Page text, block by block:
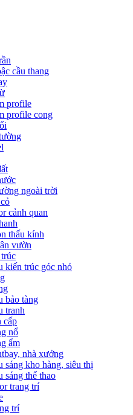
cầu thang
profile
profile cong
ngoài trời
cảnh quan
thấu kính
vườn
kiến trúc góc nhỏ
bảo tàng
tranh
cấp
nổ
ẩm
nhà xưởng
sáng kho hàng, siêu thị
sáng thể thao
trang trí
trí